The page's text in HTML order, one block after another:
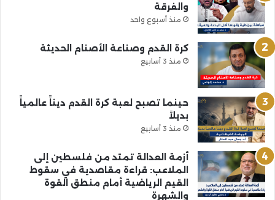
والفرقة
منذ أسبوع واحد
كرة القدم وصناعة الأصنام الحديثة
منذ 3 أسابيع
حينما تصبح لعبة كرة القدم ديناً عالمياً
بديلاً
منذ 3 أسابيع
أزمة العدالة تمتد من فلسطين إلى
الملاعب: قراءة مقاصدية في سقوط
القيم الرياضية أمام منطق القوة
والشهرة